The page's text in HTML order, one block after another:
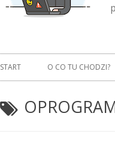
Menu
START O CO TU CHODZI?
TAGI: